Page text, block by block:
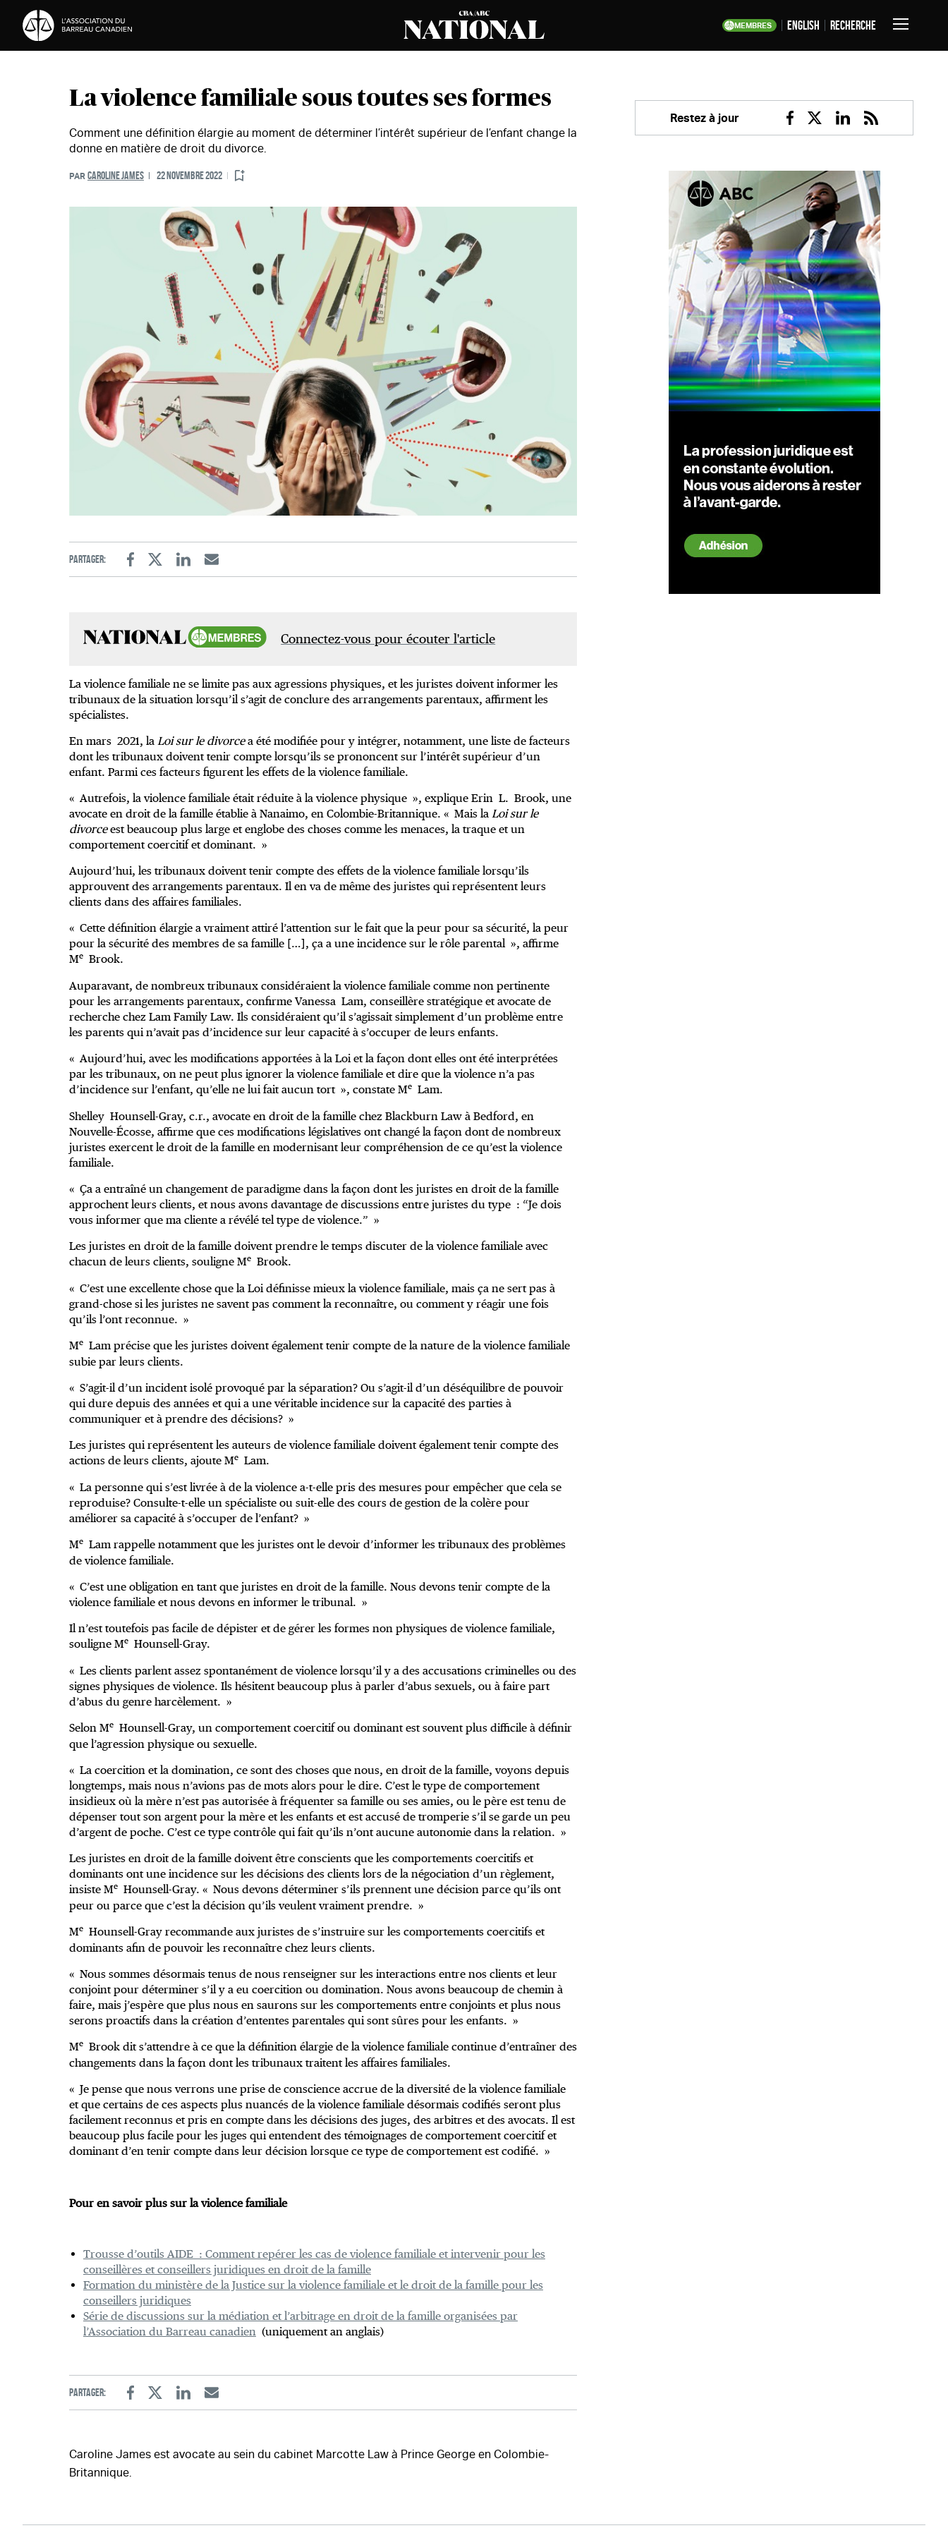
Passer au contenu MEMBRES English Recherche
Basculer
La violence familiale sous toutes ses formes
Comment une définition élargie au moment de déterminer l’intérêt supérieur de l’enfant change la
donne en matière de droit du divorce.
PAR CAROLINE JAMES 22 NOVEMBRE 2022
Partager:
FacebookTwitterLinkedinEmail
Connectez-vous pour écouter l'article
La violence familiale ne se limite pas aux agressions physiques, et les juristes doivent informer les
tribunaux de la situation lorsqu’il s’agit de conclure des arrangements parentaux, affirment les
spécialistes.
En mars 2021, la Loi sur le divorcea été modifiée pour y intégrer, notamment, une liste de facteurs
dont les tribunaux doivent tenir compte lorsqu’ils se prononcent sur l’intérêt supérieur d’un
enfant. Parmi ces facteurs figurent les effets de la violence familiale.
« Autrefois, la violence familiale était réduite à la violence physique », explique Erin L. Brook, une
avocate en droit de la famille établie à Nanaimo, en Colombie-Britannique. « Mais la Loi sur le
divorceest beaucoup plus large et englobe des choses comme les menaces, la traque et un
comportement coercitif et dominant. »
Aujourd’hui, les tribunaux doivent tenir compte des effets de la violence familiale lorsqu’ils
approuvent des arrangements parentaux. Il en va de même des juristes qui représentent leurs
clients dans des affaires familiales.
« Cette définition élargie a vraiment attiré l’attention sur le fait que la peur pour sa sécurité, la peur
pour la sécurité des membres de sa famille […], ça a une incidence sur le rôle parental », affirme
Me Brook.
Auparavant, de nombreux tribunaux considéraient la violence familiale comme non pertinente
pour les arrangements parentaux, confirme Vanessa Lam, conseillère stratégique et avocate de
recherche chez Lam Family Law. Ils considéraient qu’il s’agissait simplement d’un problème entre
les parents qui n’avait pas d’incidence sur leur capacité à s’occuper de leurs enfants.
« Aujourd’hui, avec les modifications apportées à la Loi et la façon dont elles ont été interprétées
par les tribunaux, on ne peut plus ignorer la violence familiale et dire que la violence n’a pas
d’incidence sur l’enfant, qu’elle ne lui fait aucun tort », constate Me Lam.
Shelley Hounsell-Gray, c.r., avocate en droit de la famille chez Blackburn Law à Bedford, en
Nouvelle-Écosse, affirme que ces modifications législatives ont changé la façon dont de nombreux
juristes exercent le droit de la famille en modernisant leur compréhension de ce qu’est la violence
familiale.
« Ça a entraîné un changement de paradigme dans la façon dont les juristes en droit de la famille
approchent leurs clients, et nous avons davantage de discussions entre juristes du type : “Je dois
vous informer que ma cliente a révélé tel type de violence.” »
Les juristes en droit de la famille doivent prendre le temps discuter de la violence familiale avec
chacun de leurs clients, souligne Me Brook.
« C’est une excellente chose que la Loi définisse mieux la violence familiale, mais ça ne sert pas à
grand-chose si les juristes ne savent pas comment la reconnaître, ou comment y réagir une fois
qu’ils l’ont reconnue. »
Me Lam précise que les juristes doivent également tenir compte de la nature de la violence familiale
subie par leurs clients.
« S’agit-il d’un incident isolé provoqué par la séparation? Ou s’agit-il d’un déséquilibre de pouvoir
qui dure depuis des années et qui a une véritable incidence sur la capacité des parties à
communiquer et à prendre des décisions? »
Les juristes qui représentent les auteurs de violence familiale doivent également tenir compte des
actions de leurs clients, ajoute Me Lam.
« La personne qui s’est livrée à de la violence a-t-elle pris des mesures pour empêcher que cela se
reproduise? Consulte-t-elle un spécialiste ou suit-elle des cours de gestion de la colère pour
améliorer sa capacité à s’occuper de l’enfant? »
Me Lam rappelle notamment que les juristes ont le devoir d’informer les tribunaux des problèmes
de violence familiale.
« C’est une obligation en tant que juristes en droit de la famille. Nous devons tenir compte de la
violence familiale et nous devons en informer le tribunal. »
Il n’est toutefois pas facile de dépister et de gérer les formes non physiques de violence familiale,
souligne Me Hounsell-Gray.
« Les clients parlent assez spontanément de violence lorsqu’il y a des accusations criminelles ou des
signes physiques de violence. Ils hésitent beaucoup plus à parler d’abus sexuels, ou à faire part
d’abus du genre harcèlement. »
Selon Me Hounsell-Gray, un comportement coercitif ou dominant est souvent plus difficile à définir
que l’agression physique ou sexuelle.
« La coercition et la domination, ce sont des choses que nous, en droit de la famille, voyons depuis
longtemps, mais nous n’avions pas de mots alors pour le dire. C’est le type de comportement
insidieux où la mère n’est pas autorisée à fréquenter sa famille ou ses amies, ou le père est tenu de
dépenser tout son argent pour la mère et les enfants et est accusé de tromperie s’il se garde un peu
d’argent de poche. C’est ce type contrôle qui fait qu’ils n’ont aucune autonomie dans la relation. »
Les juristes en droit de la famille doivent être conscients que les comportements coercitifs et
dominants ont une incidence sur les décisions des clients lors de la négociation d’un règlement,
insiste Me Hounsell-Gray. « Nous devons déterminer s’ils prennent une décision parce qu’ils ont
peur ou parce que c’est la décision qu’ils veulent vraiment prendre. »
Me Hounsell-Gray recommande aux juristes de s’instruire sur les comportements coercitifs et
dominants afin de pouvoir les reconnaître chez leurs clients.
« Nous sommes désormais tenus de nous renseigner sur les interactions entre nos clients et leur
conjoint pour déterminer s’il y a eu coercition ou domination. Nous avons beaucoup de chemin à
faire, mais j’espère que plus nous en saurons sur les comportements entre conjoints et plus nous
serons proactifs dans la création d’ententes parentales qui sont sûres pour les enfants. »
Me Brook dit s’attendre à ce que la définition élargie de la violence familiale continue d’entraîner des
changements dans la façon dont les tribunaux traitent les affaires familiales.
« Je pense que nous verrons une prise de conscience accrue de la diversité de la violence familiale
et que certains de ces aspects plus nuancés de la violence familiale désormais codifiés seront plus
facilement reconnus et pris en compte dans les décisions des juges, des arbitres et des avocats. Il est
beaucoup plus facile pour les juges qui entendent des témoignages de comportement coercitif et
dominant d’en tenir compte dans leur décision lorsque ce type de comportement est codifié. »
Pour en savoir plus sur la violence familiale
Trousse d’outils AIDE : Comment repérer les cas de violence familiale et intervenir pour les
conseillères et conseillers juridiques en droit de la famille
Formation du ministère de la Justice sur la violence familiale et le droit de la famille pour les
conseillers juridiques
Série de discussions sur la médiation et l’arbitrage en droit de la famille organisées par
l’Association du Barreau canadien (uniquement an anglais)
Partager:
FacebookTwitterLinkedinEmail
Caroline James est avocate au sein du cabinet Marcotte Law à Prince George en Colombie-
Britannique.
Restez à jour
Facebook
TwitterLinkedin
RSS